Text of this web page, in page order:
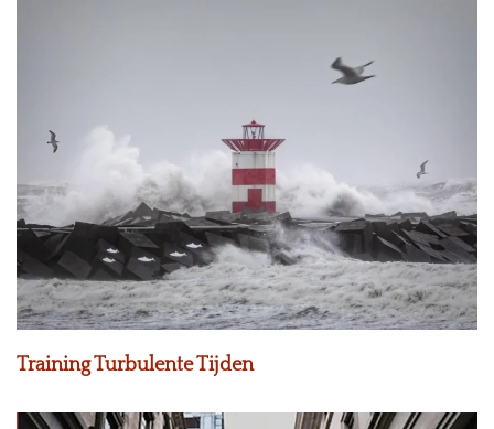
Training Turbulente Tijden